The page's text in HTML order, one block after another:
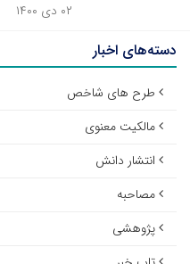
۰۲ دی ۱۴۰۰
دسته‌های اخبار
طرح های شاخص
مالکیت معنوی
انتشار دانش
مصاحبه
پژوهشی